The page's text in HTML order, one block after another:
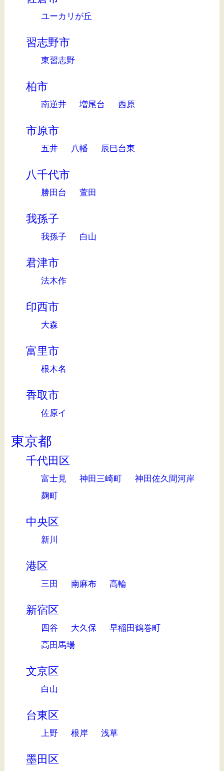
ユーカリが丘
習志野市
東習志野
柏市
南逆井 増尾台 西原
市原市
五井 八幡 辰巳台東
八千代市
勝田台 萱田
我孫子
我孫子 白山
君津市
法木作
印西市
大森
富里市
根木名
香取市
佐原イ
東京都
千代田区
富士見 神田三崎町
神田佐久間河岸
麹町
中央区
新川
港区
三田 南麻布 高輪
新宿区
四谷 大久保
早稲田鶴巻町
高田馬場
文京区
白山
台東区
上野 根岸 浅草
墨田区